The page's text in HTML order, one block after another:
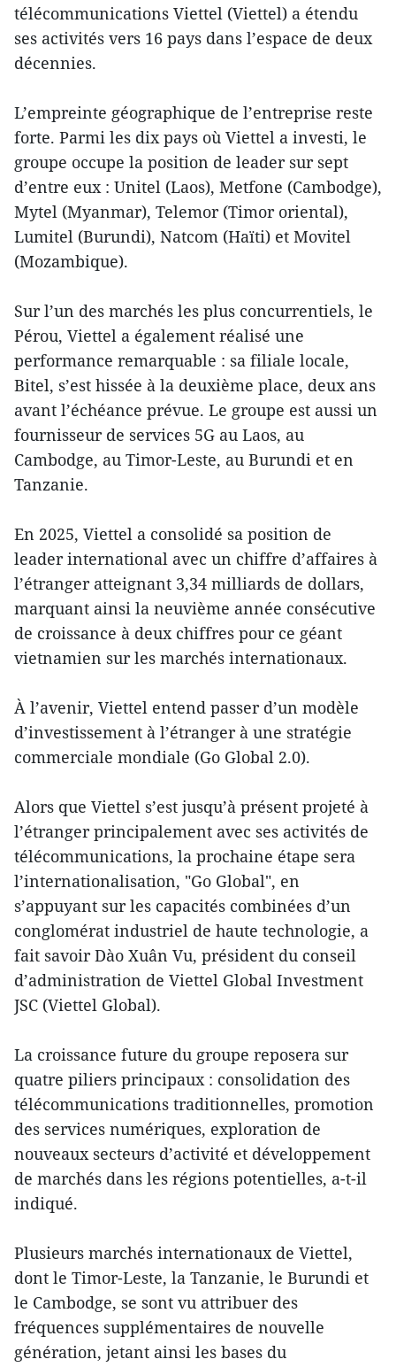
télécommunications Viettel (Viettel) a étendu
ses activités vers 16 pays dans l’espace de deux
décennies.
L’empreinte géographique de l’entreprise reste
forte. Parmi les dix pays où Viettel a investi, le
groupe occupe la position de leader sur sept
d’entre eux : Unitel (Laos), Metfone (Cambodge),
Mytel (Myanmar), Telemor (Timor oriental),
Lumitel (Burundi), Natcom (Haïti) et Movitel
(Mozambique).
Sur l’un des marchés les plus concurrentiels, le
Pérou, Viettel a également réalisé une
performance remarquable : sa filiale locale,
Bitel, s’est hissée à la deuxième place, deux ans
avant l’échéance prévue. Le groupe est aussi un
fournisseur de services 5G au Laos, au
Cambodge, au Timor-Leste, au Burundi et en
Tanzanie.
En 2025, Viettel a consolidé sa position de
leader international avec un chiffre d’affaires à
l’étranger atteignant 3,34 milliards de dollars,
marquant ainsi la neuvième année consécutive
de croissance à deux chiffres pour ce géant
vietnamien sur les marchés internationaux.
À l’avenir, Viettel entend passer d’un modèle
d’investissement à l’étranger à une stratégie
commerciale mondiale (Go Global 2.0).
Alors que Viettel s’est jusqu’à présent projeté à
l’étranger principalement avec ses activités de
télécommunications, la prochaine étape sera
l’internationalisation, "Go Global", en
s’appuyant sur les capacités combinées d’un
conglomérat industriel de haute technologie, a
fait savoir Dào Xuân Vu, président du conseil
d’administration de Viettel Global Investment
JSC (Viettel Global).
La croissance future du groupe reposera sur
quatre piliers principaux : consolidation des
télécommunications traditionnelles, promotion
des services numériques, exploration de
nouveaux secteurs d’activité et développement
de marchés dans les régions potentielles, a-t-il
indiqué.
Plusieurs marchés internationaux de Viettel,
dont le Timor-Leste, la Tanzanie, le Burundi et
le Cambodge, se sont vu attribuer des
fréquences supplémentaires de nouvelle
génération, jetant ainsi les bases du